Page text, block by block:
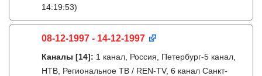
14:19:53)
08-12-1997 - 14-12-1997
Каналы [14]: 1 канал, Россия, Петербург-5 канал,
НТВ, Региональное ТВ / REN-TV, 6 канал Санкт-